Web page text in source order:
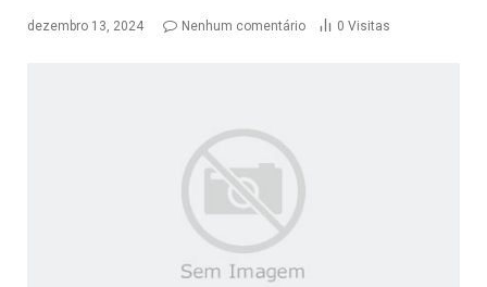
dezembro 13, 2024 Nenhum comentário 0 Visitas